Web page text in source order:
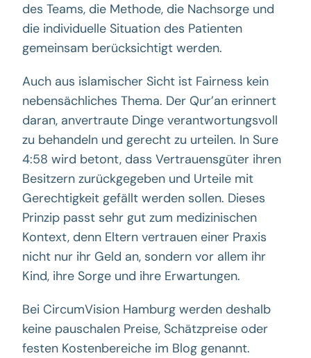
des Teams, die Methode, die Nachsorge und
die individuelle Situation des Patienten
gemeinsam berücksichtigt werden.
Auch aus islamischer Sicht ist Fairness kein
nebensächliches Thema. Der Qur’an erinnert
daran, anvertraute Dinge verantwortungsvoll
zu behandeln und gerecht zu urteilen. In Sure
4:58 wird betont, dass Vertrauensgüter ihren
Besitzern zurückgegeben und Urteile mit
Gerechtigkeit gefällt werden sollen. Dieses
Prinzip passt sehr gut zum medizinischen
Kontext, denn Eltern vertrauen einer Praxis
nicht nur ihr Geld an, sondern vor allem ihr
Kind, ihre Sorge und ihre Erwartungen.
Bei CircumVision Hamburg werden deshalb
keine pauschalen Preise, Schätzpreise oder
festen Kostenbereiche im Blog genannt.